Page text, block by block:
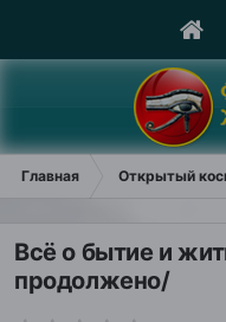
Главная Открытый
Всё о бытие и
продолжено/